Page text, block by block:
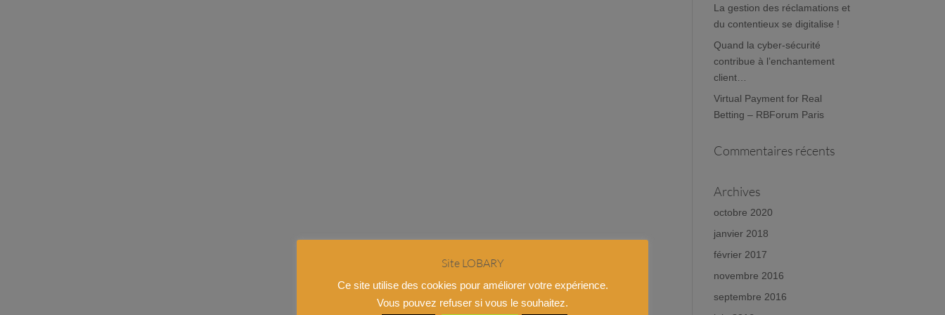
La gestion des réclamations et
du contentieux se digitalise !
Quand la cyber-sécurité
contribue à l’enchantement
client…
Virtual Payment for Real
Betting – RBForum Paris
Commentaires récents
Archives
octobre 2020
janvier 2018
février 2017
novembre 2016
septembre 2016
Site LOBARY
Ce site utilise des cookies pour améliorer votre expérience.
Vous pouvez refuser si vous le souhaitez.